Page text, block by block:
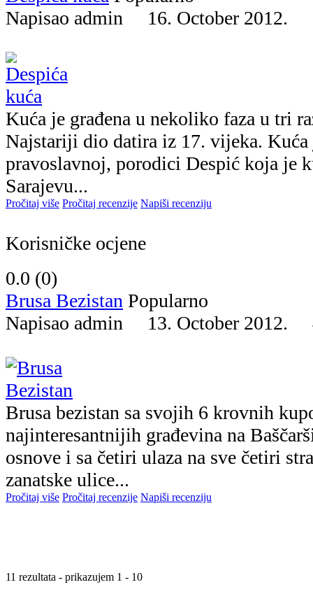
Napisao admin 16. October 2012.
Kuća je građena u nekoliko faza u tri
Najstariji dio datira iz 17. vijeka.
pravoslavnoj, porodici Despić koja je
Sarajevu...
Pročitaj više Pročitaj recenzije Napiši recenziju
Korisničke ocjene
0.0 (0)
Brusa Bezistan Popularno
Napisao admin 13. October 2012.
Brusa bezistan sa svojih 6 krovnih
najinteresantnijih građevina na
osnove i sa četiri ulaza na sve četiri
zanatske ulice...
Pročitaj više Pročitaj recenzije Napiši recenziju
11 rezultata - prikazujem 1 - 10